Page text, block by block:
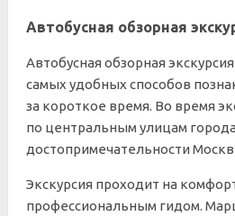
Автобусная обзорная
Автобусная обзорная
самых удобных способов
за короткое время. Во время
по центральным улицам
достопримечательности
Экскурсия проходит на
профессиональным гидом.